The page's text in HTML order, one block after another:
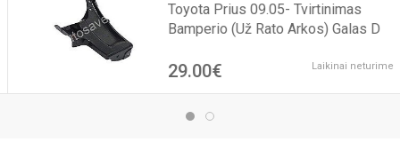
Toyota Prius 09.05- Tvirtinimas
Bamperio (Už Rato Arkos) Galas D
29.00€ Laikinai neturime